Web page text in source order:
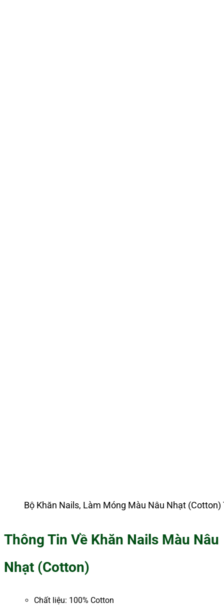
Bộ Khăn Nails, Làm Móng Màu Nâu Nhạt (Cotton)
Thông Tin Về Khăn Nails Màu Nâu
Nhạt (Cotton)
Chất liệu: 100% Cotton